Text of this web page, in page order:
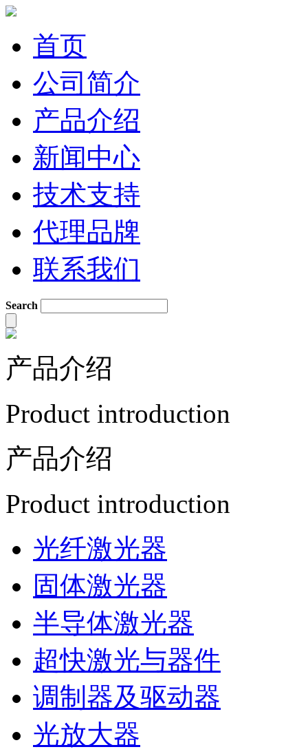
首页
公司简介
产品介绍
新闻中心
技术支持
代理品牌
联系我们
Search
产品介绍
Product introduction
产品介绍
Product introduction
光纤激光器
固体激光器
半导体激光器
超快激光与器件
调制器及驱动器
光放大器